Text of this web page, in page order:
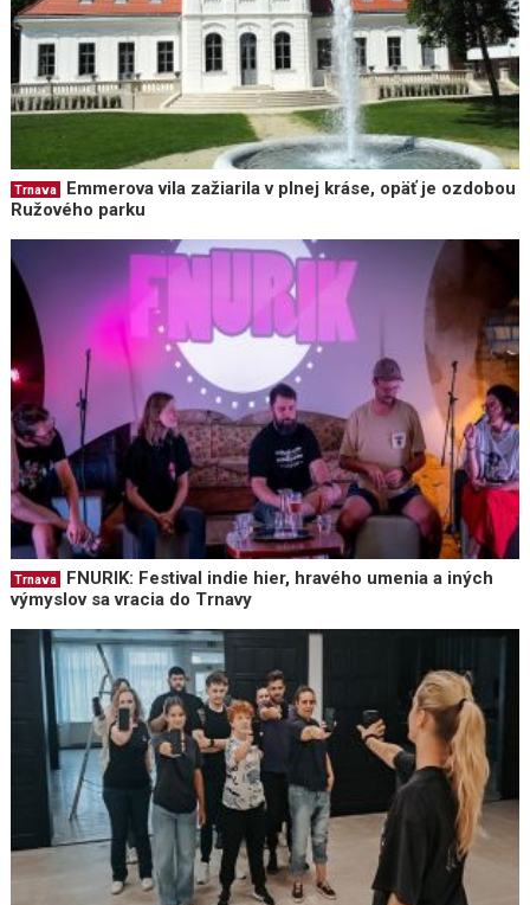
Trnava
Emmerova vila zažiarila v plnej kráse, opäť je ozdobou
Ružového parku
Trnava
FNURIK: Festival indie hier, hravého umenia a iných
výmyslov sa vracia do Trnavy